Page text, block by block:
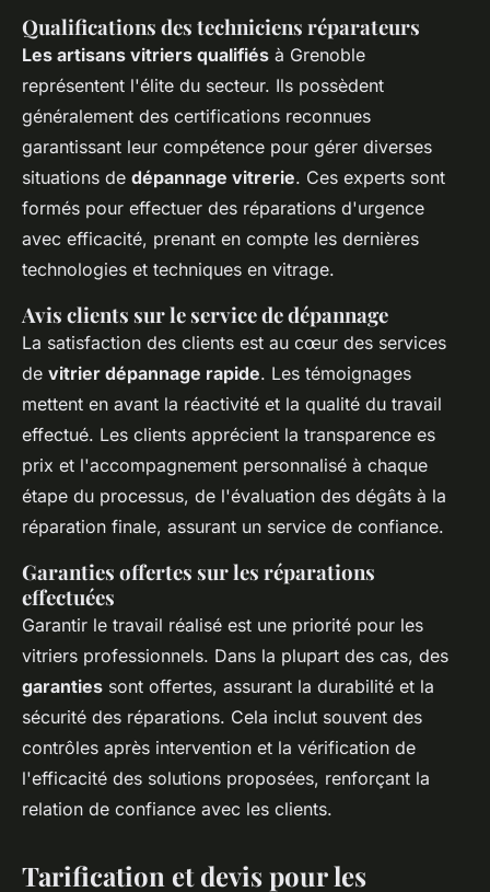
Qualifications des techniciens réparateurs
Les artisans vitriers qualifiés à Grenoble
représentent l'élite du secteur. Ils possèdent
généralement des certifications reconnues
garantissant leur compétence pour gérer diverses
situations de dépannage vitrerie. Ces experts sont
formés pour effectuer des réparations d'urgence
avec efficacité, prenant en compte les dernières
technologies et techniques en vitrage.
Avis clients sur le service de dépannage
La satisfaction des clients est au cœur des services
de vitrier dépannage rapide. Les témoignages
mettent en avant la réactivité et la qualité du travail
effectué. Les clients apprécient la transparence es
prix et l'accompagnement personnalisé à chaque
étape du processus, de l'évaluation des dégâts à la
réparation finale, assurant un service de confiance.
Garanties offertes sur les réparations
effectuées
Garantir le travail réalisé est une priorité pour les
vitriers professionnels. Dans la plupart des cas, des
garanties sont offertes, assurant la durabilité et la
sécurité des réparations. Cela inclut souvent des
contrôles après intervention et la vérification de
l'efficacité des solutions proposées, renforçant la
relation de confiance avec les clients.
Tarification et devis pour les